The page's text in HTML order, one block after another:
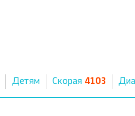
Детям Скорая 4103